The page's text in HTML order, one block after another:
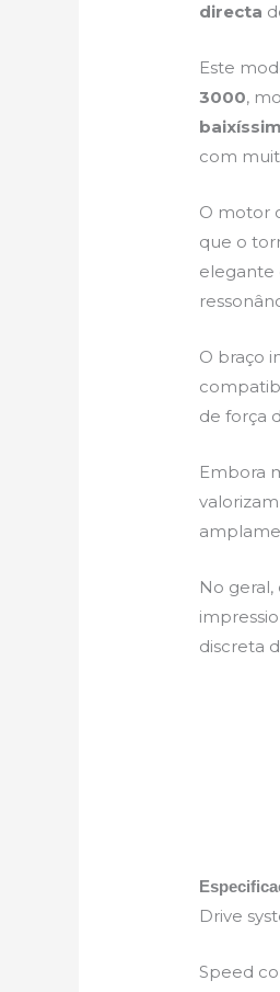
directa
Este
3000,
com
O motor
que o
elegante
O braço
de força
Embora
No
discreta
Drive
Speed